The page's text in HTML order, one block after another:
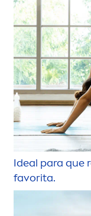
Ideal para que
favorita.